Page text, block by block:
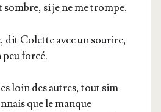
si je ne me trompe.
dit Colette avec un sou­rire,
peu forcé.
loin des autres, tout sim­
que le manque